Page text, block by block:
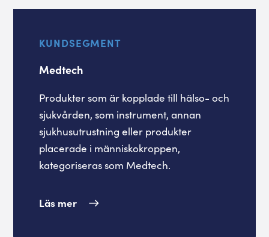
KUNDSEGMENT
Medtech
Produkter som är kopplade till hälso- och
sjukvården, som instrument, annan
sjukhusutrustning eller produkter
placerade i människokroppen,
kategoriseras som Medtech.
Läs mer